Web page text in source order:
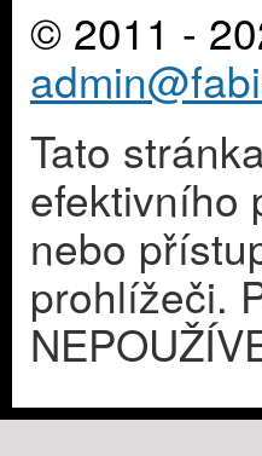
© 2011 -
Tato
efektivního
nebo
prohlížeči.